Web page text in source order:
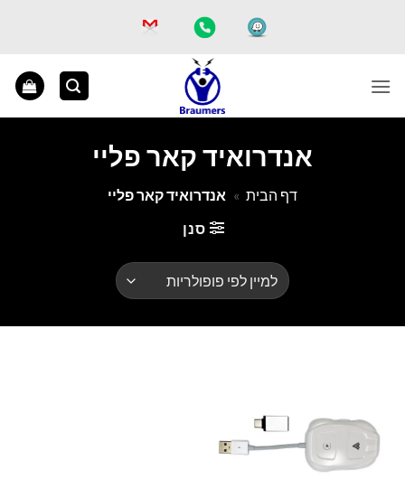
אנדרואיד קאר פליי
דף הבית » אנדרואיד קאר פליי
סנן